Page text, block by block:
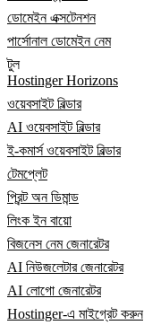
ডোমেইন এক্সটেনশন
পার্সোনাল ডোমেইন নেম
টুল
Hostinger Horizons
ওয়েবসাইট বিল্ডার
AI ওয়েবসাইট বিল্ডার
ই-কমার্স ওয়েবসাইট বিল্ডার
টেমপ্লেট
প্রিন্ট অন ডিমান্ড
লিংক ইন বায়ো
বিজনেস নেম জেনারেটর
AI নিউজলেটার জেনারেটর
AI লোগো জেনারেটর
Hostinger-এ মাইগ্রেট করুন